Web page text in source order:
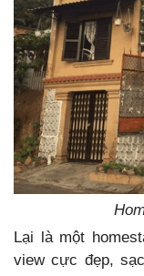
Lại là một
view cực đẹp,